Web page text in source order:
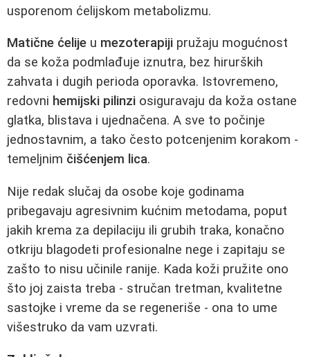
usporenom ćelijskom metabolizmu.
Matične ćelije u mezoterapiji pružaju mogućnost
da se koža podmlađuje iznutra, bez hirurških
zahvata i dugih perioda oporavka. Istovremeno,
redovni hemijski pilinzi osiguravaju da koža ostane
glatka, blistava i ujednačena. A sve to počinje
jednostavnim, a tako često potcenjenim korakom -
temeljnim čišćenjem lica.
Nije redak slučaj da osobe koje godinama
pribegavaju agresivnim kućnim metodama, poput
jakih krema za depilaciju ili grubih traka, konačno
otkriju blagodeti profesionalne nege i zapitaju se
zašto to nisu učinile ranije. Kada koži pružite ono
što joj zaista treba - stručan tretman, kvalitetne
sastojke i vreme da se regeneriše - ona to ume
višestruko da vam uzvrati.